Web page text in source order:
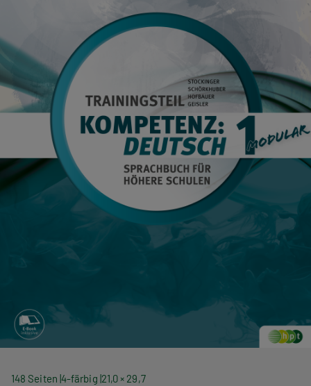
148 Seiten 4-färbig 21,0 × 29,7